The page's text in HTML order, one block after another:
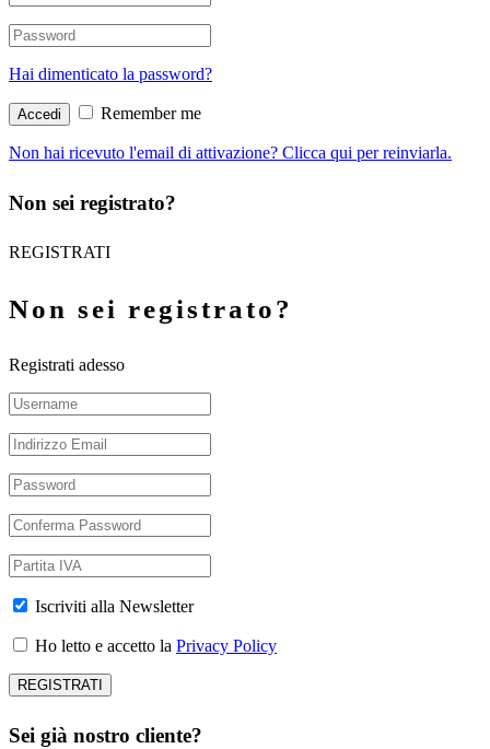
Hai dimenticato la password?
Remember me
Non hai ricevuto l'email di attivazione? Clicca qui per reinviarla.
Non sei registrato?
REGISTRATI
Non sei registrato?
Registrati adesso
Iscriviti alla Newsletter
Ho letto e accetto la Privacy Policy
Sei già nostro cliente?